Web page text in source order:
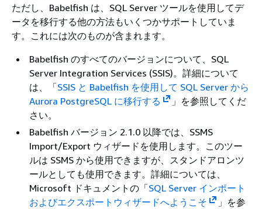
ただし、Babelfish は、SQL Server ツールを使用してデ
ータを移行する他の方法もいくつかサポートしていま
す。これには次のものが含まれます。
Babelfish のすべてのバージョンについて、SQL
Server Integration Services (SSIS)。詳細について
は、「SSIS と Babelfish を使用して SQL Server から
Aurora PostgreSQL に移行する
」を参照してくだ
さい。
Babelfish バージョン 2.1.0 以降では、SSMS
Import/Export ウィザードを使用します。このツー
ルは SSMS から使用できますが、スタンドアロンツ
ールとしても使用できます。詳細については、
Microsoft ドキュメントの「SQL Server インポート
およびエクスポートウィザードへようこそ
」を参